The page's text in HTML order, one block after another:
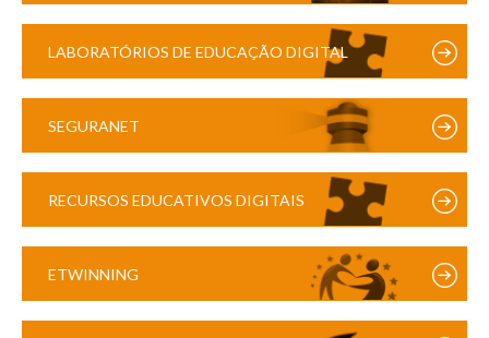
LABORATÓRIOS DE EDUCAÇÃO DIGITAL
SEGURANET
RECURSOS EDUCATIVOS DIGITAIS
ETWINNING